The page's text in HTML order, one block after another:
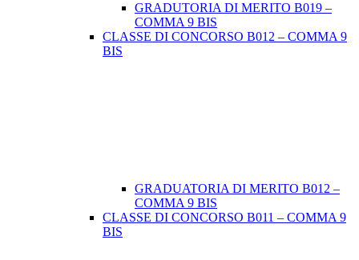
GRADUTORIA DI MERITO B019 –
COMMA 9 BIS
CLASSE DI CONCORSO B012 – COMMA 9
BIS
GRADUATORIA DI MERITO B012 –
COMMA 9 BIS
CLASSE DI CONCORSO B011 – COMMA 9
BIS